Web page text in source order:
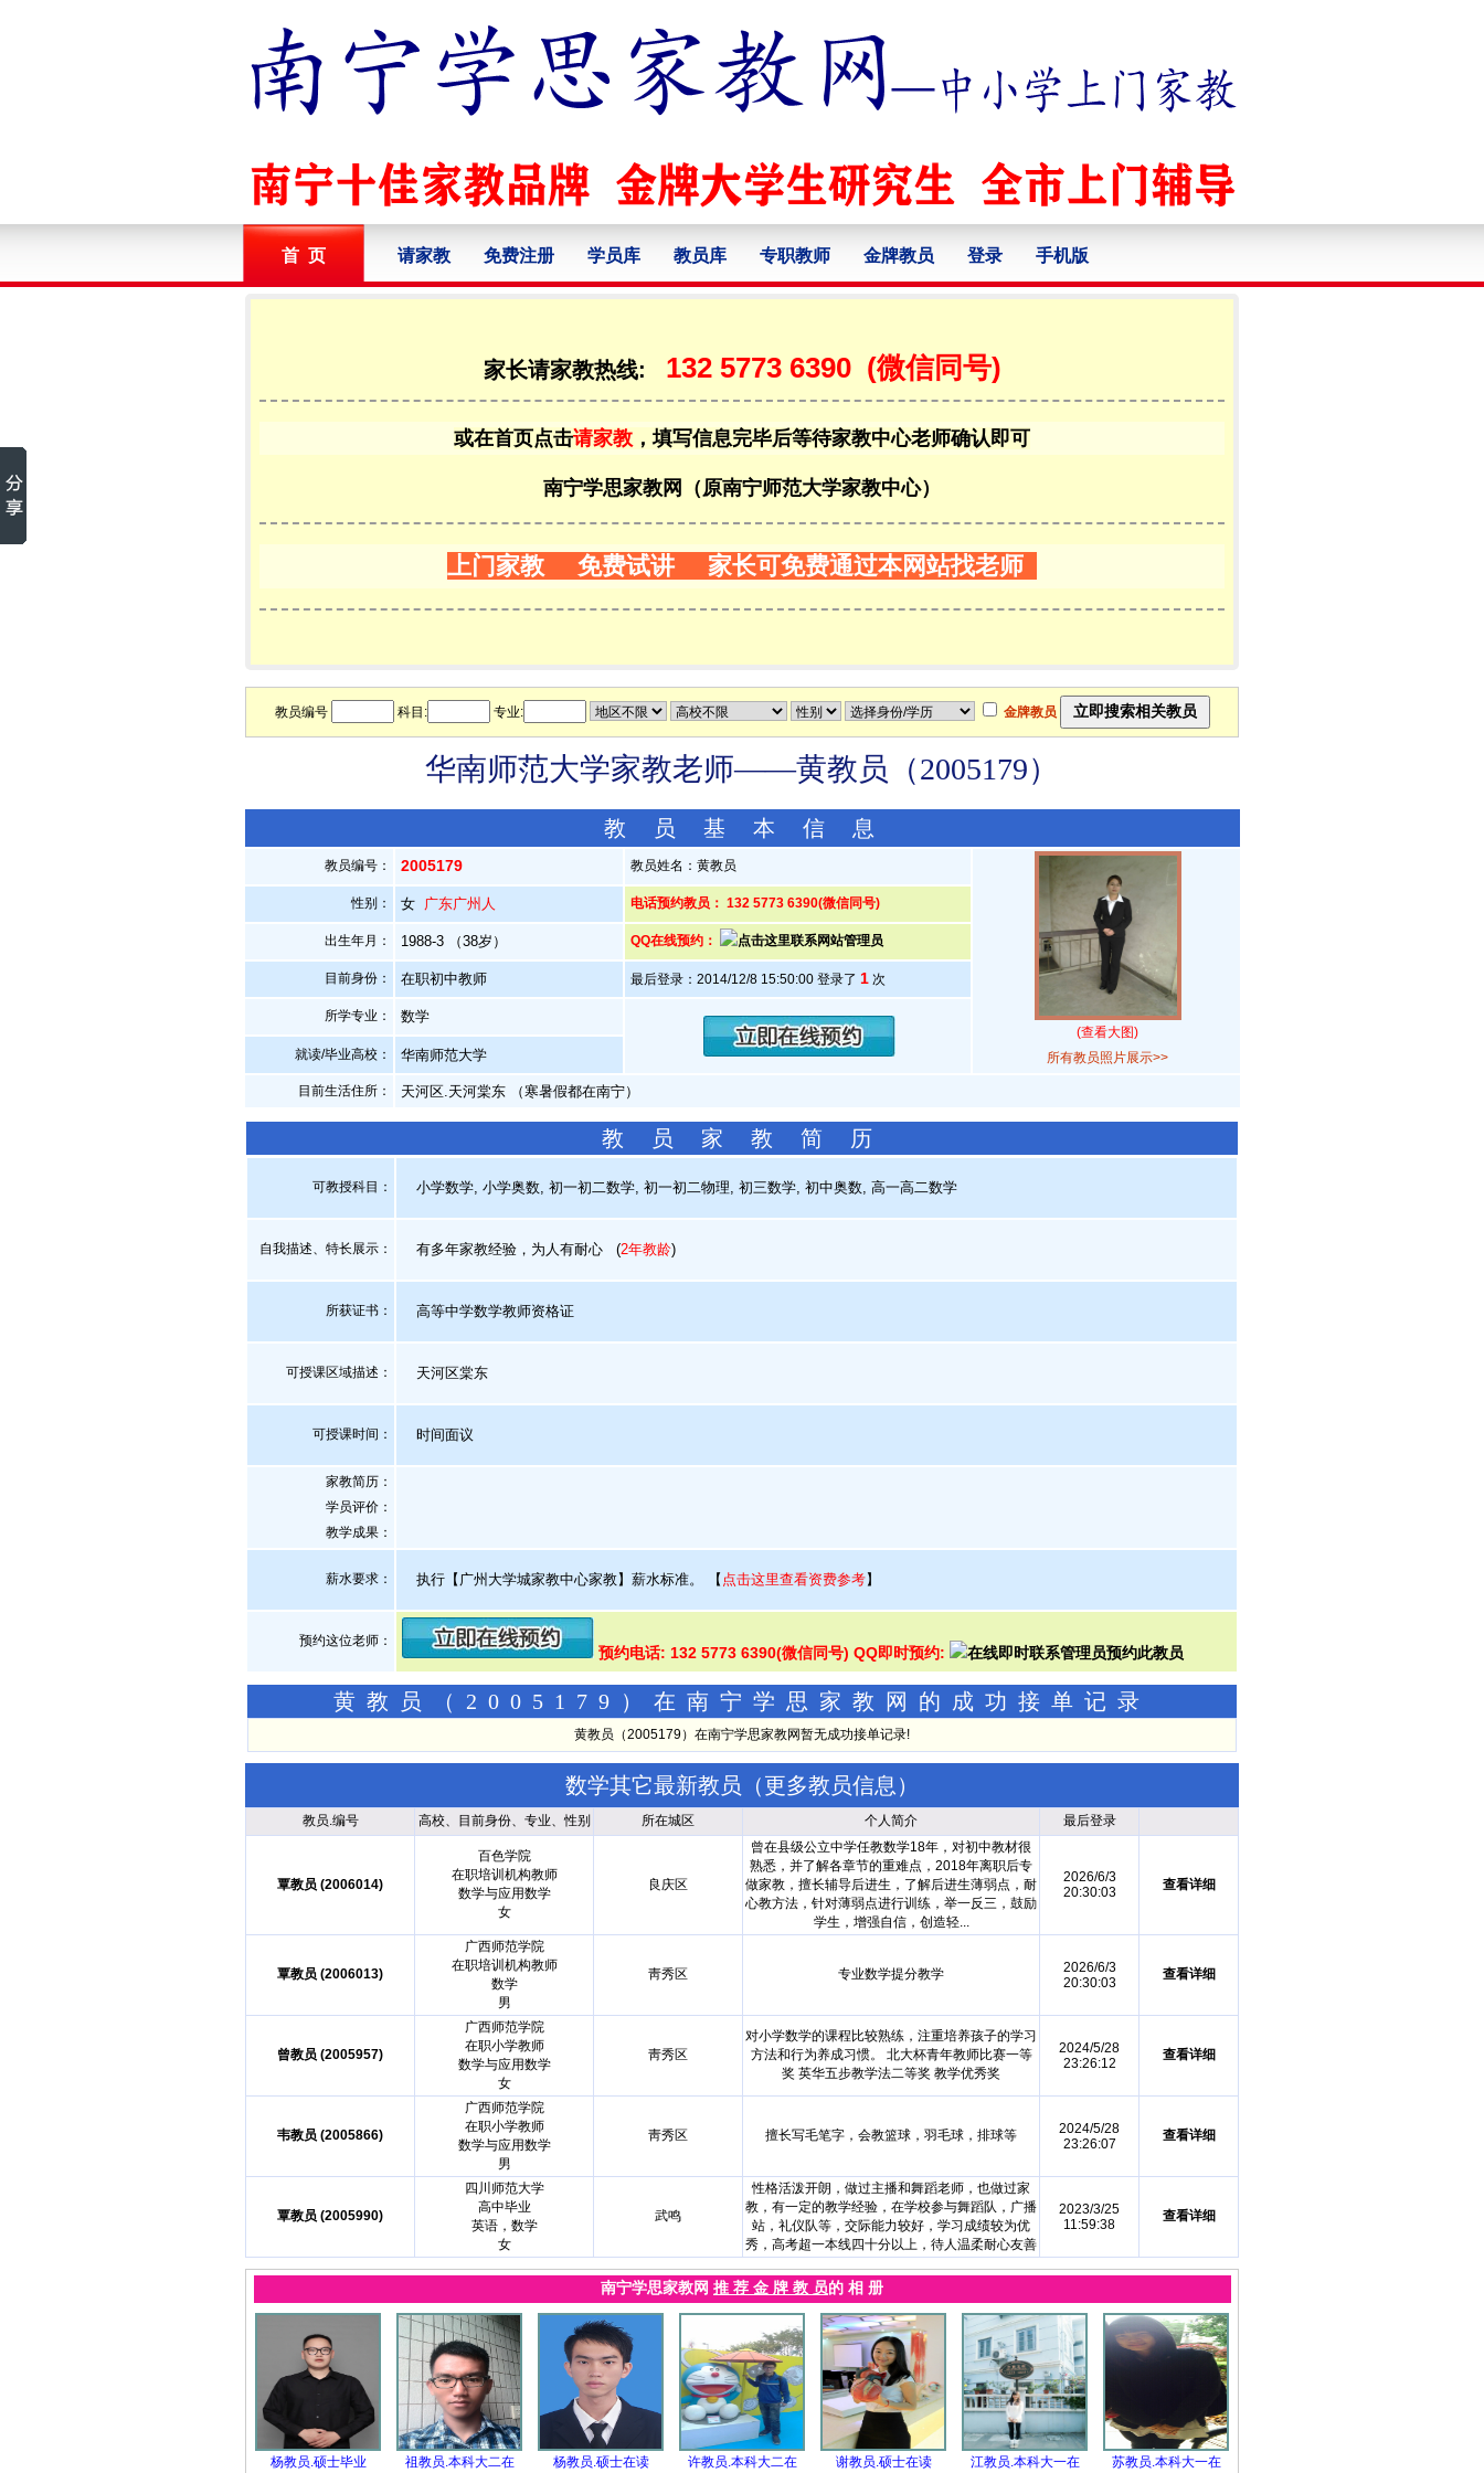
首 页 请家教 免费注册 学员库 教员库 专职教师 金牌教员 登录 手机版
家长请家教热线: 132 5773 6390(微信同号)
或在首页点击请家教 ，填写信息完毕后等待家教中心老师确认即可
南宁学思家教网（原南宁师范大学家教中心）
上门家教 免费试讲 家长可免费通过本网站找老师
教员编号 科目: 专业: 金牌教员
华南师范大学家教老师——黄教员（2005179）
教 员 基 本 信 息
教员编号： 2005179 教员姓名：黄教员
(查看大图)
所有教员照片展示>>
性别： 女 广东广州人 电话预约教员： 132 5773 6390(微信同号)
出生年月： 1988-3 （38岁） QQ在线预约：
目前身份： 在职初中教师 最后登录：2014/12/8 15:50:00 登录了 1次
所学专业： 数学
就读/毕业高校： 华南师范大学
目前生活住所： 天河区.天河棠东 （寒暑假都在南宁）
教 员 家 教 简 历
可教授科目： 小学数学, 小学奥数, 初一初二数学, 初一初二物理, 初三数学, 初中奥数, 高一高二数学
自我描述、特长展示 ： 有多年家教经验，为人有耐心 (2年教龄)
所获证书 ： 高等中学数学教师资格证
可授课区域描述： 天河区棠东
可授课时间： 时间面议
家教简历：
学员评价：
教学成果：
薪水要求： 执行【广州大学城家教中心家教】薪水标准。 【 点击这里查看资费参考】
预约这位老师：
预约电话: 132 5773 6390(微信同号) QQ即时预约:
黄教员（2005179）在南宁学思家教网的成功接单记录
黄教员（2005179）在南宁学思家教网暂无成功接单记录!
数学其它最新教员（更多教员信息 ）
教员.编号 高校、目前身份、专业、性别 所在城区 个人简介 最后登录
覃教员 (2006014)
百色学院
在职培训机构教师
数学与应用数学
女
良庆区
曾在县级公立中学任教数学18年，对初中教材很
熟悉，并了解各章节的重难点，2018年离职后专
做家教，擅长辅导后进生，了解后进生薄弱点，耐
心教方法，针对薄弱点进行训练，举一反三，鼓励
学生，增强自信，创造轻...
2026/6/3
20:30:03
查看详细
覃教员 (2006013)
广西师范学院
在职培训机构教师
数学
男
靑秀区 专业数学提分教学
2026/6/3
20:30:03
查看详细
曾教员 (2005957)
广西师范学院
在职小学教师
数学与应用数学
女
靑秀区
对小学数学的课程比较熟练，注重培养孩子的学习
方法和行为养成习惯。 北大杯青年教师比赛一等
奖 英华五步教学法二等奖 教学优秀奖
2024/5/28
23:26:12
查看详细
韦教员 (2005866)
广西师范学院
在职小学教师
数学与应用数学
男
靑秀区 擅长写毛笔字，会教篮球，羽毛球，排球等
2024/5/28
23:26:07
查看详细
覃教员 (2005990)
四川师范大学
高中毕业
英语，数学
女
武鸣
性格活泼开朗，做过主播和舞蹈老师，也做过家
教，有一定的教学经验，在学校参与舞蹈队，广播
站，礼仪队等，交际能力较好，学习成绩较为优
秀，高考超一本线四十分以上，待人温柔耐心友善
2023/3/25
11:59:38
查看详细
南宁学思家教网 推 荐 金 牌 教 员的 相 册
杨教员.硕士毕业 祖教员.本科大二在 杨教员.硕士在读 许教员.本科大二在 谢教员.硕士在读 江教员.本科大一在 苏教员.本科大一在